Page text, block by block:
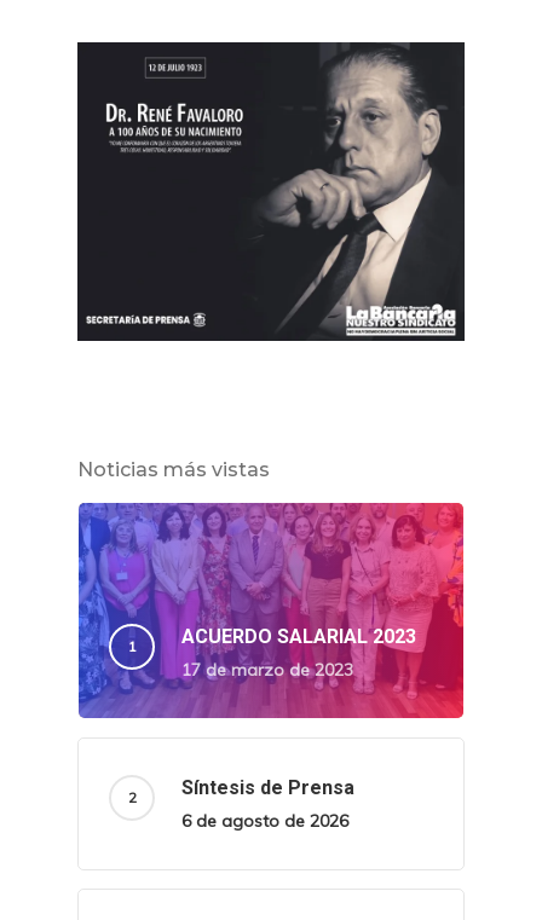
Noticias más vistas
ACUERDO SALARIAL 2023
17 de marzo de 2023
Síntesis de Prensa
6 de agosto de 2026